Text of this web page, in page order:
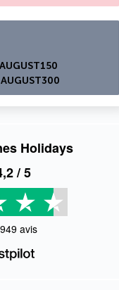
AUGUST150
AUGUST300
Holidays
/ 5
949avis